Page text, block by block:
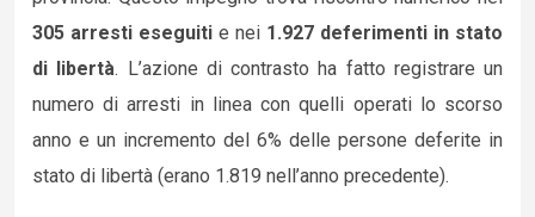
305 arresti eseguiti e nei 1.927 deferimenti in stato
di libertà. L’azione di contrasto ha fatto registrare un
numero di arresti in linea con quelli operati lo scorso
anno e un incremento del 6% delle persone deferite in
stato di libertà (erano 1.819 nell’anno precedente).